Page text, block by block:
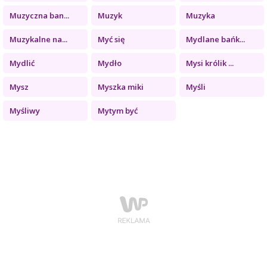
Muzyczna ban... Muzyk Muzyka
Muzykalne na... Myć się Mydlane bańk...
Mydlić Mydło Mysi królik ...
Mysz Myszka miki Myśli
Myśliwy Mytym być